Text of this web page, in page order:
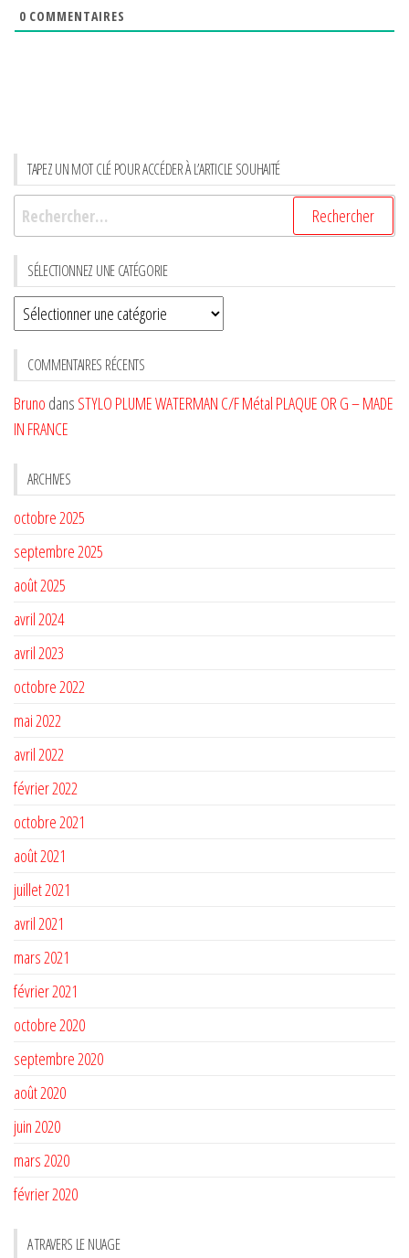
0 COMMENTAIRES
TAPEZ UN MOT CLÉ POUR ACCÉDER À L’ARTICLE SOUHAITÉ
Rechercher :
SÉLECTIONNEZ UNE CATÉGORIE
Sélectionnez
une
CATÉGORIE
COMMENTAIRES RÉCENTS
Bruno dans STYLO PLUME WATERMAN C/F Métal PLAQUE OR G – MADE
IN FRANCE
ARCHIVES
octobre 2025
septembre 2025
août 2025
avril 2024
avril 2023
octobre 2022
mai 2022
avril 2022
février 2022
octobre 2021
août 2021
juillet 2021
avril 2021
mars 2021
février 2021
octobre 2020
septembre 2020
août 2020
juin 2020
mars 2020
février 2020
A TRAVERS LE NUAGE